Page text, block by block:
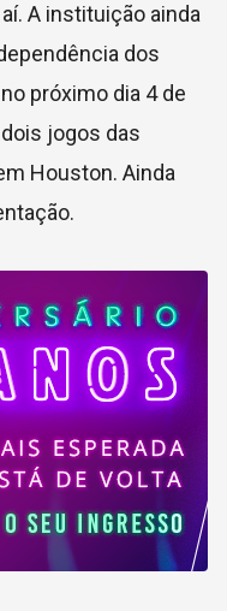
A instituição ainda
dos
próximo dia 4 de
jogos das
Houston. Ainda